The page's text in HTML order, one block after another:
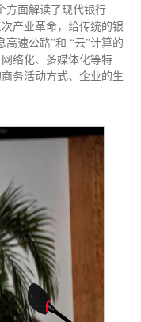
方面解读了现代银行
产业革命，给传统的银
速公路”和 “云”计算的
络化、多媒体化等特
务活动方式、企业的生